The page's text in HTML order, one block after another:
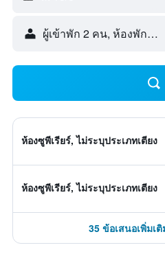
ผู้เข้าพัก 2 คน, ห้องพัก 1 ห้
ห้องซูพีเรียร์, ไม่ระบุประเภทเตียง
ห้องซูพีเรียร์, ไม่ระบุประเภทเตียง
35 ข้อเสนอเพิ่มเ